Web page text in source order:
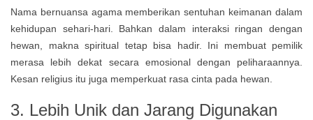
Nama bernuansa agama memberikan sentuhan keimanan dalam
kehidupan sehari-hari. Bahkan dalam interaksi ringan dengan
hewan, makna spiritual tetap bisa hadir. Ini membuat pemilik
merasa lebih dekat secara emosional dengan peliharaannya.
Kesan religius itu juga memperkuat rasa cinta pada hewan.
3. Lebih Unik dan Jarang Digunakan